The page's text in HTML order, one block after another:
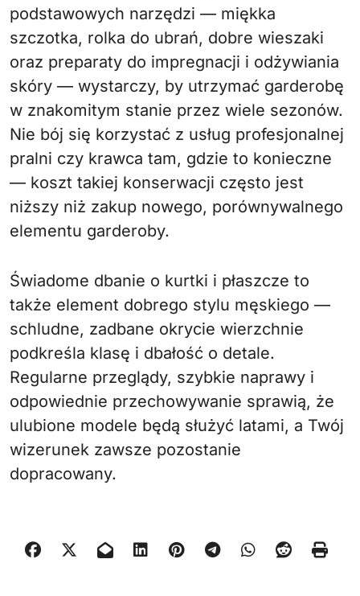
podstawowych narzędzi — miękka
szczotka, rolka do ubrań, dobre wieszaki
oraz preparaty do impregnacji i odżywiania
skóry — wystarczy, by utrzymać garderobę
w znakomitym stanie przez wiele sezonów.
Nie bój się korzystać z usług profesjonalnej
pralni czy krawca tam, gdzie to konieczne
— koszt takiej konserwacji często jest
niższy niż zakup nowego, porównywalnego
elementu garderoby.
Świadome dbanie o kurtki i płaszcze to
także element dobrego stylu męskiego —
schludne, zadbane okrycie wierzchnie
podkreśla klasę i dbałość o detale.
Regularne przeglądy, szybkie naprawy i
odpowiednie przechowywanie sprawią, że
ulubione modele będą służyć latami, a Twój
wizerunek zawsze pozostanie
dopracowany.